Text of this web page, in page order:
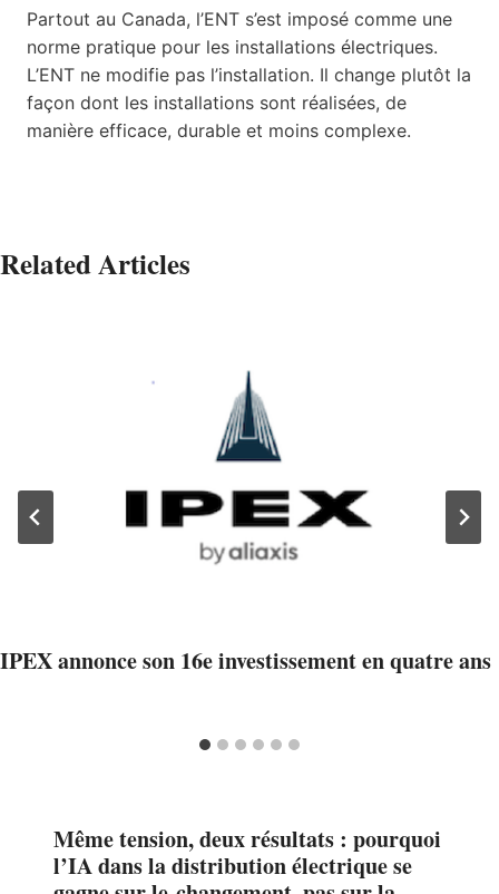
Partout au Canada, l’ENT s’est imposé comme une
norme pratique pour les installations électriques.
L’ENT ne modifie pas l’installation. Il change plutôt la
façon dont les installations sont réalisées, de
manière efficace, durable et moins complexe.
Related Articles
IPEX annonce son 16e investissement en quatre ans
Même tension, deux résultats : pourquoi
l’IA dans la distribution électrique se